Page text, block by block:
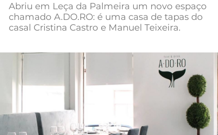
Negócios
Abriu em Leça da Palmeira um novo espaço
chamado A.DO.RO: é uma casa de tapas do
casal Cristina Castro e Manuel Teixeira.